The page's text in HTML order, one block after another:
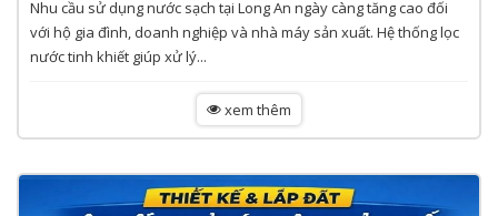
Nhu cầu sử dụng nước sạch tại Long An ngày càng tăng cao đối
với hộ gia đình, doanh nghiệp và nhà máy sản xuất. Hệ thống lọc
nước tinh khiết giúp xử lý...
xem thêm